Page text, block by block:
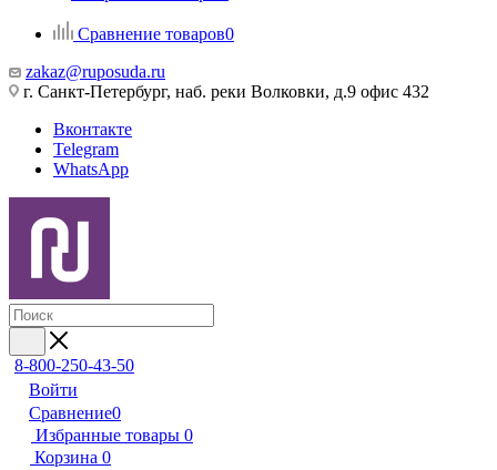
Сравнение товаров0
zakaz@ruposuda.ru
г. Санкт-Петербург, наб. реки Волковки, д.9 офис 432
Вконтакте
Telegram
WhatsApp
8-800-250-43-50
Войти
Сравнение0
Избранные товары 0
Корзина 0